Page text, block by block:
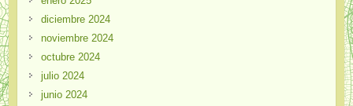
diciembre 2024
noviembre 2024
octubre 2024
julio 2024
junio 2024